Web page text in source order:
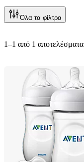
Όλα τα φίλτρα
1–1 από 1 αποτελέσματα